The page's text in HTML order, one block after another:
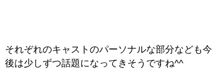
それぞれのキャストのパーソナルな部分なども今
後は少しずつ話題になってきそうですね^^